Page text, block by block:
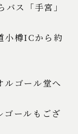
ス「手宮」
ICから約
ルゴール堂へ
ゴールもござ